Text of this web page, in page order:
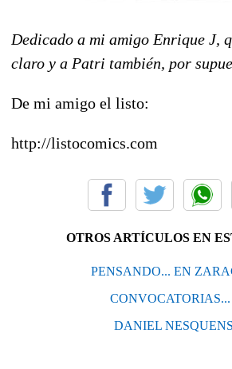
Dedicado a mi amigo Enrique J,
claro y a Patri también, por
De mi amigo el listo:
http://listocomics.com
OTROS ARTÍCULOS EN
PENSANDO... EN
DANIEL